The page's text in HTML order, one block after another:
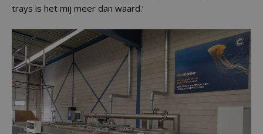
trays is het mij meer dan waard.’